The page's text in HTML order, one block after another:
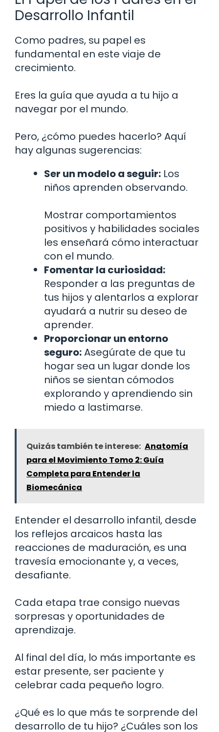
Desarrollo Infantil
Como padres, su papel es
fundamental en este viaje de
crecimiento.
Eres la guía que ayuda a tu hijo a
navegar por el mundo.
Pero, ¿cómo puedes hacerlo? Aquí
hay algunas sugerencias:
Ser un modelo a seguir: Los
niños aprenden observando.
Mostrar comportamientos
positivos y habilidades sociales
les enseñará cómo interactuar
con el mundo.
Fomentar la curiosidad:
Responder a las preguntas de
tus hijos y alentarlos a explorar
ayudará a nutrir su deseo de
aprender.
Proporcionar un entorno
seguro:Asegúrate de que tu
hogar sea un lugar donde los
niños se sientan cómodos
explorando y aprendiendo sin
miedo a lastimarse.
Quizás también te interese: Anatomía
para el Movimiento Tomo 2: Guía
Completa para Entender la
Biomecánica
Entender el desarrollo infantil, desde
los reflejos arcaicos hasta las
reacciones de maduración, es una
travesía emocionante y, a veces,
desafiante.
Cada etapa trae consigo nuevas
sorpresas y oportunidades de
aprendizaje.
Al final del día, lo más importante es
estar presente, ser paciente y
celebrar cada pequeño logro.
¿Qué es lo que más te sorprende del
desarrollo de tu hijo? ¿Cuáles son los